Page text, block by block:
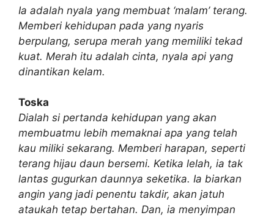
Ia adalah nyala yang membuat ‘malam’ terang.
Memberi kehidupan pada yang nyaris
berpulang, serupa merah yang memiliki tekad
kuat. Merah itu adalah cinta, nyala api yang
dinantikan kelam.
Toska
Dialah si pertanda kehidupan yang akan
membuatmu lebih memaknai apa yang telah
kau miliki sekarang. Memberi harapan, seperti
terang hijau daun bersemi. Ketika lelah, ia tak
lantas gugurkan daunnya seketika. Ia biarkan
angin yang jadi penentu takdir, akan jatuh
ataukah tetap bertahan. Dan, ia menyimpan